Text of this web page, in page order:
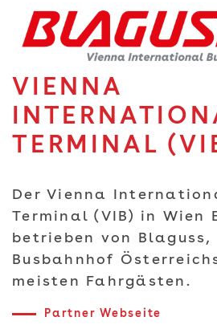
VIENNA
TERMINAL
Der Vienna
Terminal (VIB) in Wien
betrieben von
Busbahnhof
meisten Fahrgästen.
Partner Webseite